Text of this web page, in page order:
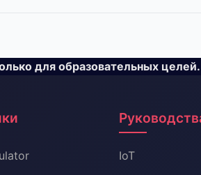
для образовательных
IoT